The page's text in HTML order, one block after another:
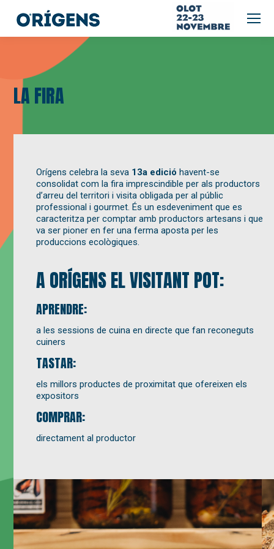
LA FIRA
Orígens celebra la seva 13a edició havent-se
consolidat com la fira imprescindible per als productors
d’arreu del territori i visita obligada per al públic
professional i gourmet. És un esdeveniment que es
caracteritza per comptar amb productors artesans i que
va ser pioner en fer una ferma aposta per les
produccions ecològiques.
A ORÍGENS EL VISITANT POT:
APRENDRE:
a les sessions de cuina en directe que fan reconeguts
cuiners
TASTAR:
els millors productes de proximitat que ofereixen els
expositors
COMPRAR:
directament al productor